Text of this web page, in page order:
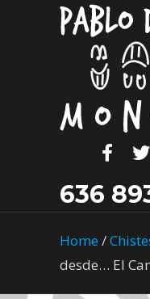
636
Home/
desde… El